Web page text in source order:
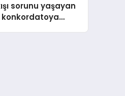
sorunu yaşayan